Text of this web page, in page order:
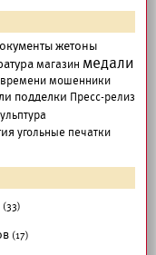
жетоны
магазин медали
мошенники
подделки Пресс-релиз
угольные печатки
(33)
(17)